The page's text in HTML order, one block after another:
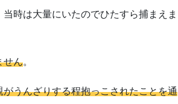
時は大量にいたのでひたすら捕まえま
せん。
うんざりする程抱っこされたことを通